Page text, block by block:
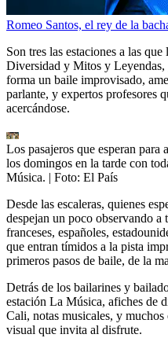
Romeo Santos, el rey de la
Son tres las estaciones a las
Diversidad y Mitos y Leyendas,
forma un baile improvisado,
parlante, y expertos profesores
acercándose.
Los pasajeros que esperan
los domingos en la tarde con
Música. | Foto: El País
Desde las escaleras, quienes
despejan un poco observando a
franceses, españoles,
que entran tímidos a la pista
primeros pasos de baile, de la
Detrás de los bailarines y
estación La Música, afiches de
Cali, notas musicales, y
visual que invita al disfrute.